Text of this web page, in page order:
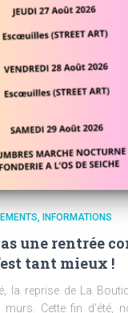
INFORMATIONS
une rentrée
tant mieux !
la reprise de La
murs. Cette fin d’été,